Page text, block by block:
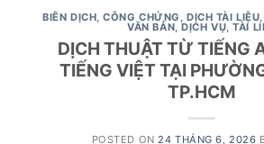
BIÊN DỊCH,CÔNG CHỨNG ,DỊCH TÀI LIỆU
VĂN BẢN,DỊCH VỤ,TÀI
DỊCH THUẬT TỪ TIẾNG
TIẾNG VIỆT TẠI
TP.HCM
POSTED ON24 THÁNG 6, 2026